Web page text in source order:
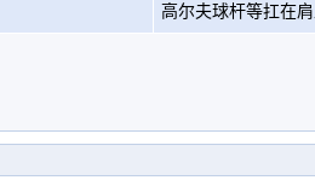
高尔夫球杆等扛在